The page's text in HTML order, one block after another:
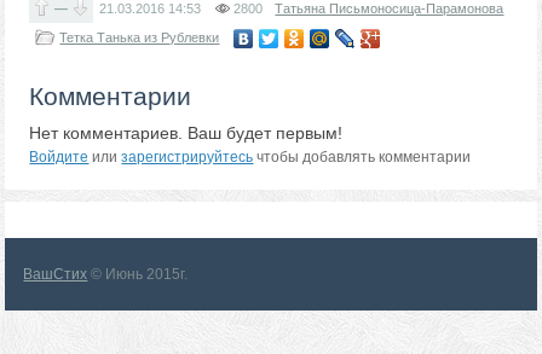
— 21.03.2016 14:53 2800
Татьяна Письмоносица-Парамонова
Тетка Танька из Рублевки
Комментарии
Нет комментариев. Ваш будет первым!
Войдите илизарегистрируйтесь чтобы добавлять комментарии
ВашСтих © Июнь 2015г.